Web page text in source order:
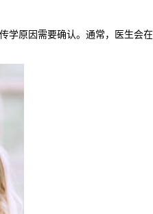
原因需要确认。通常，医生会在